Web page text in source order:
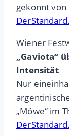
gekonnt von
Wiener
„Gaviota“
Intensität
Nur
„Möwe“ im